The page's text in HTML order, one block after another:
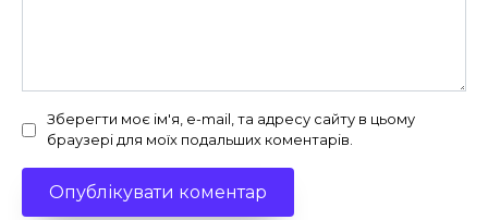
Зберегти моє ім'я, e-mail, та адресу сайту в цьому
браузері для моїх подальших коментарів.